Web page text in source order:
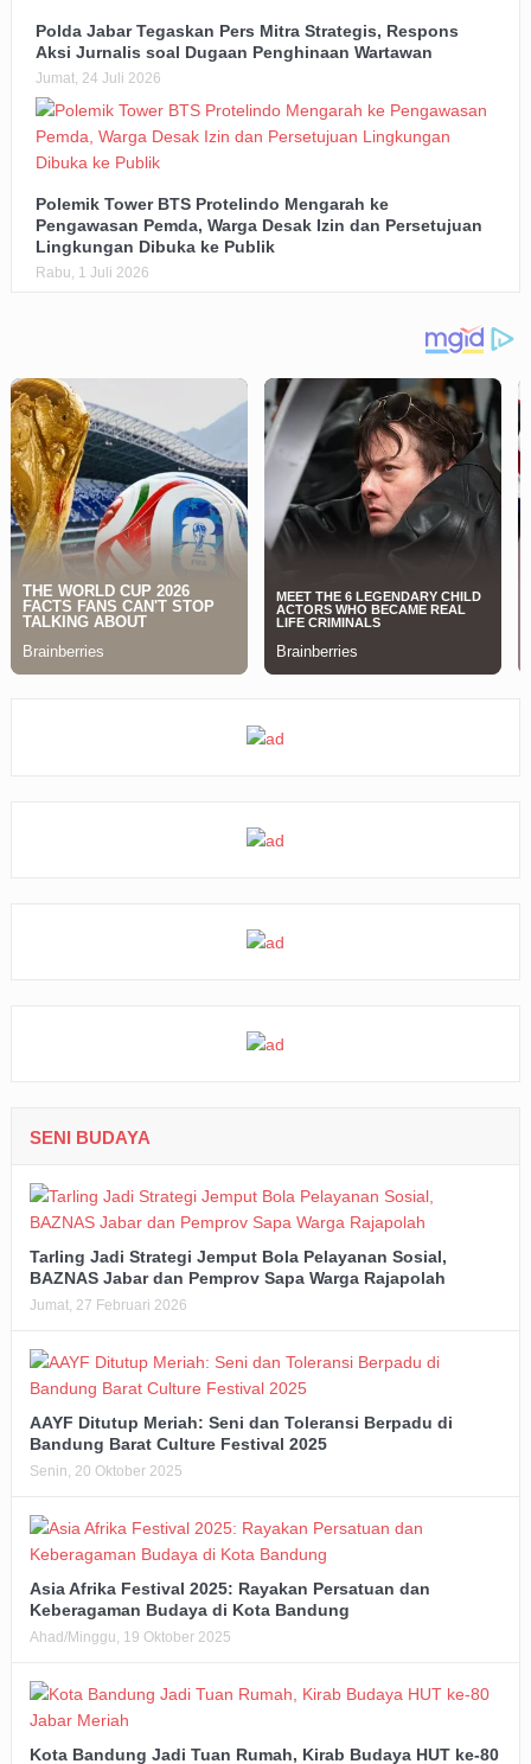
Polda Jabar Tegaskan Pers Mitra Strategis, Respons
Aksi Jurnalis soal Dugaan Penghinaan Wartawan
Jumat, 24 Juli 2026
Polemik Tower BTS Protelindo Mengarah ke
Pengawasan Pemda, Warga Desak Izin dan Persetujuan
Lingkungan Dibuka ke Publik
Rabu, 1 Juli 2026
SENI BUDAYA
Tarling Jadi Strategi Jemput Bola Pelayanan Sosial,
BAZNAS Jabar dan Pemprov Sapa Warga Rajapolah
Jumat, 27 Februari 2026
AAYF Ditutup Meriah: Seni dan Toleransi Berpadu di
Bandung Barat Culture Festival 2025
Senin, 20 Oktober 2025
Asia Afrika Festival 2025: Rayakan Persatuan dan
Keberagaman Budaya di Kota Bandung
Ahad/Minggu, 19 Oktober 2025
Kota Bandung Jadi Tuan Rumah, Kirab Budaya HUT ke-80